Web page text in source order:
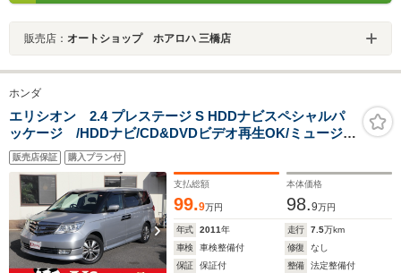
販売店： オートショップ ホアロハ 三橋店
ホンダ
エリシオン 2.4 プレステージ S HDDナビスペシャルパ
ッケージ /HDDナビ/CD&DVDビデオ再生OK/ミュージッ
クサーバー/地デジTV/リア席フリップダウンモニター/バ
ックカメラ/黒革シート/2列目セパレート7人乗り/フルエア
ロ/両側自動ドア/スマートキー
販売店保証 購入プラン付
支払総額
99.9万円
本体価格
98.9万円
年式 2011年 走行 7.5万km
車検
車検整備付 修復
なし
保証
保証付 整備
法定整備付